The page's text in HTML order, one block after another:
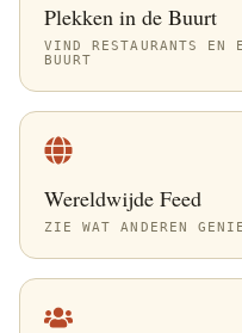
Plekken in de Buurt
VIND RESTAURANTS EN
BUURT
Wereldwijde Feed
ZIE WAT ANDEREN